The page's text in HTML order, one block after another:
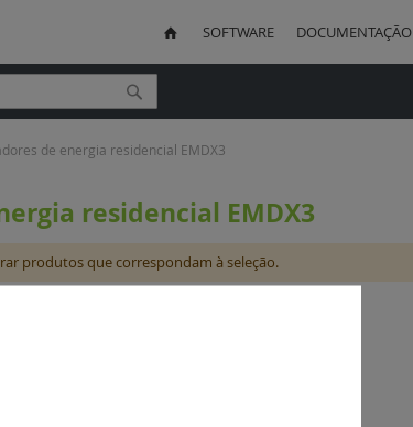
SOFTWARE DOCUMENTAÇÃO
Pesquisa
de energia residencial EMDX3
residencial EMDX3
produtos que correspondam à seleção.